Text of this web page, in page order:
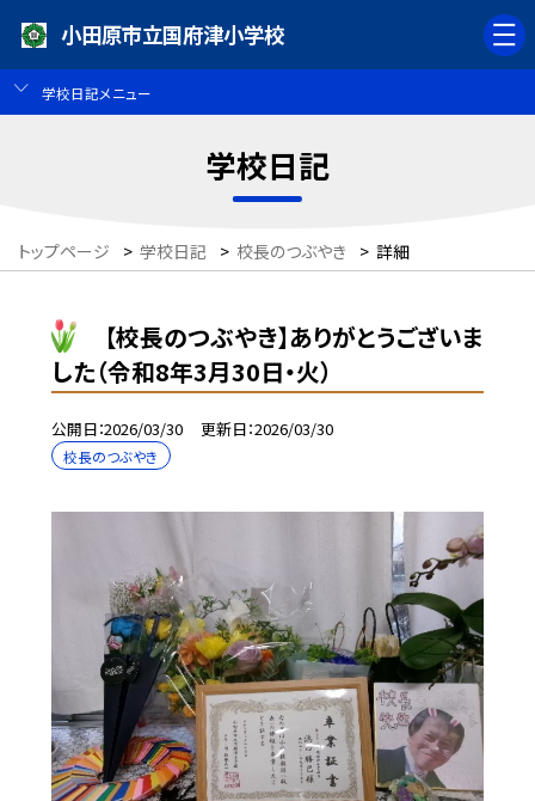
小田原市立国府津小学校
学校日記メニュー
学校日記
トップページ > 学校日記 > 校長のつぶやき > 詳細
【校長のつぶやき】ありがとうございま
した（令和8年3月30日・火）
公開日 2026/03/30 更新日 2026/03/30
校長のつぶやき